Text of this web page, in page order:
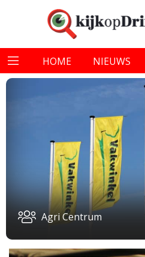
HOME NIEUWS
Agri Centrum